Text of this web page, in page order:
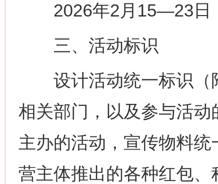
2026年2月15—23日
三、活动标识
设计活动统一标识（
相关部门，以及参与活
主办的活动，宣传物料
营主体推出的各种红包